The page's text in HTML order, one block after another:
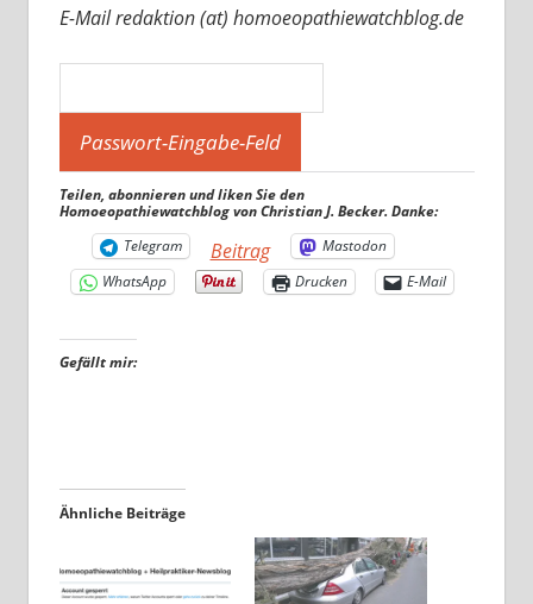
E-Mail redaktion (at) homoeopathiewatchblog.de
Teilen, abonnieren und liken Sie den
Homoeopathiewatchblog von Christian J. Becker. Danke:
Telegram
Beitrag
Mastodon
WhatsApp
Drucken E-Mail
Gefällt mir:
Ähnliche Beiträge